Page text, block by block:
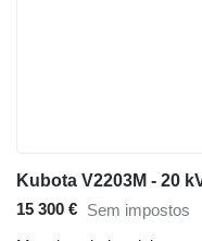
Kubota V2203M - 20
15 300 € Sem impostos